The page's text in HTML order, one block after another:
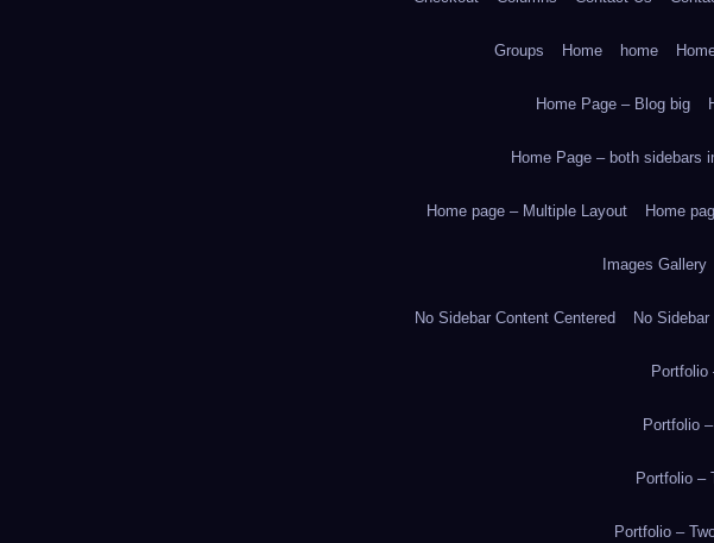
Groups Home home
Home Page – Blog big
Home Page – both sidebars
Home page – Multiple Layout Home
Images Gallery
No Sidebar Content Centered No
Portfolio
Portfolio
Portfolio –
Portfolio –